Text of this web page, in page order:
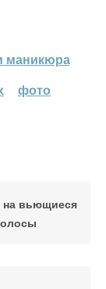
маникюра
фото
на вьющиеся